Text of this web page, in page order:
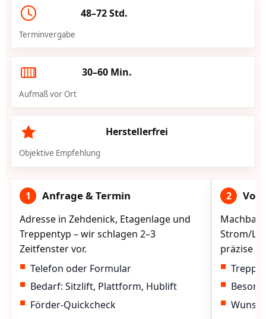
48–72 Std.
Terminvergabe
30–60 Min.
Aufmaß vor Ort
Herstellerfrei
Objektive Empfehlung
1 Anfrage & Termin
Adresse in Zehdenick, Etagenlage und
Treppentyp – wir schlagen 2–3
Zeitfenster vor.
Telefon oder Formular
Bedarf: Sitzlift, Plattform, Hublift
Förder-Quickcheck
2
Strom/
präzise